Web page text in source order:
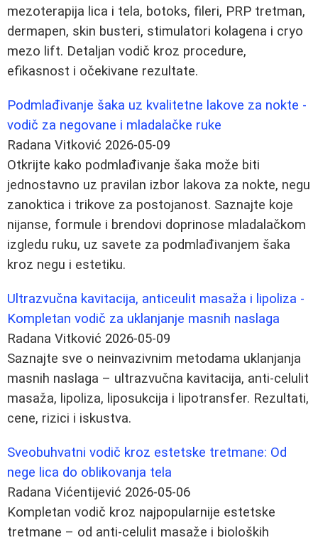
mezoterapija lica i tela, botoks, fileri, PRP tretman,
dermapen, skin busteri, stimulatori kolagena i cryo
mezo lift. Detaljan vodič kroz procedure,
efikasnost i očekivane rezultate.
Podmlađivanje šaka uz kvalitetne lakove za nokte -
vodič za negovane i mladalačke ruke
Radana Vitković 2026-05-09
Otkrijte kako podmlađivanje šaka može biti
jednostavno uz pravilan izbor lakova za nokte, negu
zanoktica i trikove za postojanost. Saznajte koje
nijanse, formule i brendovi doprinose mladalačkom
izgledu ruku, uz savete za podmlađivanjem šaka
kroz negu i estetiku.
Ultrazvučna kavitacija, anticeulit masaža i lipoliza -
Kompletan vodič za uklanjanje masnih naslaga
Radana Vitković 2026-05-09
Saznajte sve o neinvazivnim metodama uklanjanja
masnih naslaga – ultrazvučna kavitacija, anti-celulit
masaža, lipoliza, liposukcija i lipotransfer. Rezultati,
cene, rizici i iskustva.
Sveobuhvatni vodič kroz estetske tretmane: Od
nege lica do oblikovanja tela
Radana Vićentijević 2026-05-06
Kompletan vodič kroz najpopularnije estetske
tretmane – od anti-celulit masaže i bioloških